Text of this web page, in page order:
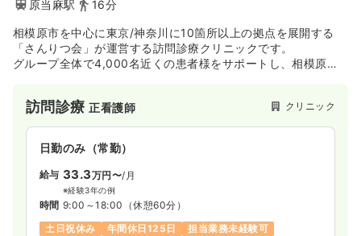
原当麻駅
16分
相模原市を中心に東京/神奈川に10箇所以上の拠点を展開する
「さんりつ会」が運営する訪問診療クリニックです。
グループ全体で4,000名近くの患者様をサポートし、相模原市
護を提供しています。
訪問診療正看護師 クリニック
日勤のみ（常勤）
給与 33.3万円〜/月
※経験3年の例
時間 9:00～18:00 （休憩60分）
土日祝休み
年間休日125日
担当業務未経験可